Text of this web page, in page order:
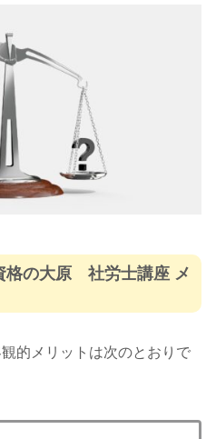
格の大原 社労士講座 メ
的メリットは次のとおりで